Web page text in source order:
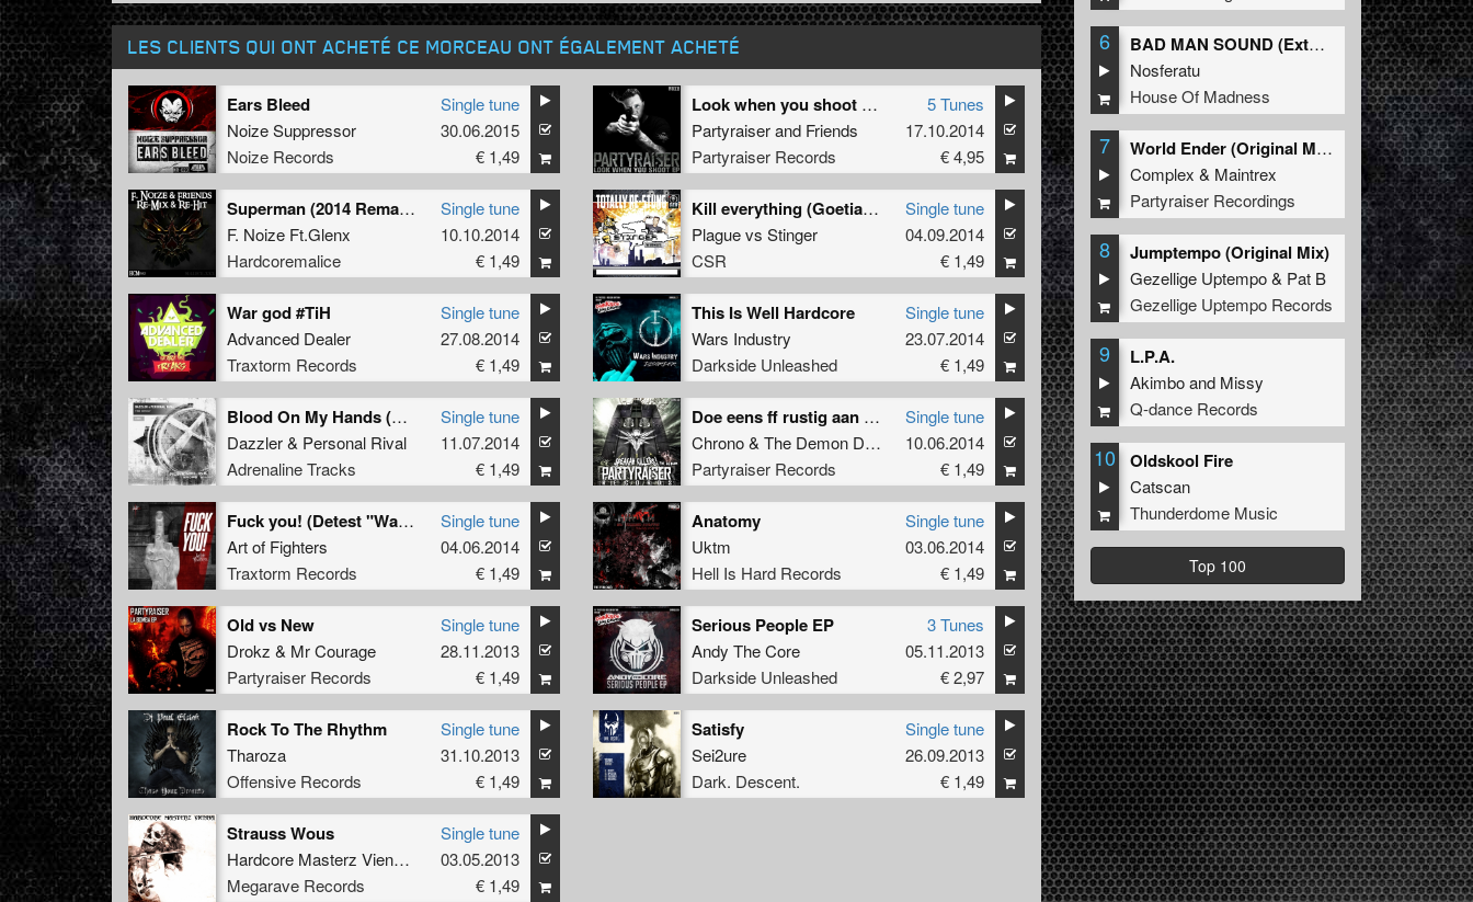
LES CLIENTS QUI ONT ACHETÉ CE MORCEAU ONT ÉGALEMENT ACHETÉ
Ears Bleed
Noize Suppressor
Noize Records
Single tune
30.06.2015
€ 1,49
Look when you shoot EP
Partyraiserand Friends
Partyraiser Records
5 Tunes
17.10.2014
€ 4,95
Superman (2014 Remastered)
F. Noize Ft.Glenx
Hardcoremalice
Single tune
10.10.2014
€ 1,49
Kill everything (Goetia Remix)
Plaguevs Stinger
CSR
Single tune
04.09.2014
€ 1,49
War god #TiH
Advanced Dealer
Traxtorm Records
Single tune
27.08.2014
€ 1,49
This Is Well Hardcore
Wars Industry
Darkside Unleashed
Single tune
23.07.2014
€ 1,49
Blood On My Hands (Original Mix)
Dazzler& Personal Rival
Adrenaline Tracks
Single tune
11.07.2014
€ 1,49
Doe eens ff rustig aan RMX (Deterrent Man Remix)
Chrono& The Demon Dwarf
Partyraiser Records
Single tune
10.06.2014
€ 1,49
Fuck you! (Detest "Walk with me in hell" remix)
Art of Fighters
Traxtorm Records
Single tune
04.06.2014
€ 1,49
Anatomy
Uktm
Hell Is Hard Records
Single tune
03.06.2014
€ 1,49
Old vs New
Drokz & Mr Courage
Partyraiser Records
Single tune
28.11.2013
€ 1,49
Serious People EP
Andy The Core
Darkside Unleashed
3 Tunes
05.11.2013
€ 2,97
Rock To The Rhythm
Tharoza
Offensive Records
Single tune
31.10.2013
€ 1,49
Satisfy
Sei2ure
Dark. Descent.
Single tune
26.09.2013
€ 1,49
Strauss Wous
Hardcore Masterz Vienna
Klaut-G
Megarave Records
Single tune
03.05.2013
€ 1,49
6
BAD MAN SOUND (Extended Mix)
Nosferatu
House Of Madness
7
World Ender (Original Mix)
Complex & Maintrex
Partyraiser Recordings
8 Jumptempo (Original Mix)
Gezellige Uptempo& Pat B
Gezellige Uptempo Records
9 L.P.A.
Akimboand Missy
Q-dance Records
10 Oldskool Fire
Catscan
Thunderdome Music
Top 100